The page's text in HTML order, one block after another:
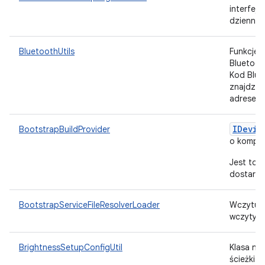
BluetoothUtils
Funkcje
Kod
adresem:
BootstrapBuildProvider
o
Jest to
BootstrapServiceFileResolverLoader
BrightnessSetupConfigUtil
Klasa
ścieżki